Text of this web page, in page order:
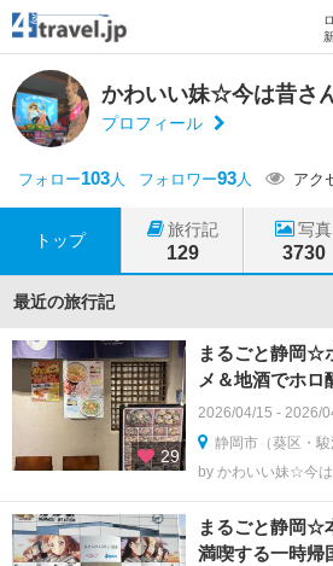
かわいい妹☆今は昔さ
プロフィール
フォロー103人 フォロワー93人 アク
トップ
旅行記
129
写真
3730
最近の旅行記
29
まるごと静岡☆
メ＆地酒でホ
2026/04/15 - 2026/
静岡市（葵区・
by かわいい妹☆今
まるごと静岡☆
満喫する一時